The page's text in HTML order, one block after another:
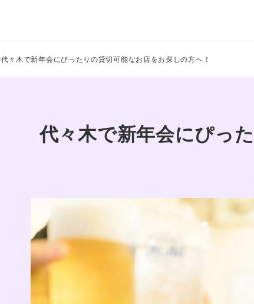
代々木で新年会にぴったりの貸切可能なお店をお探しの方へ！
代々木で新年会にぴっ